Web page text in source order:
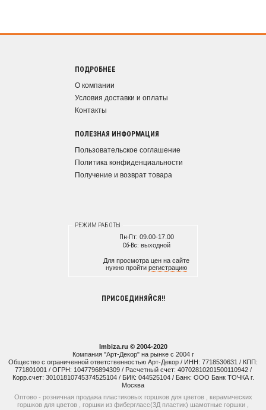
ПОДРОБНЕЕ
О компании
Условия доставки и оплаты
Контакты
ПОЛЕЗНАЯ ИНФОРМАЦИЯ
Пользовательское соглашение
Политика конфиденциальности
Получение и возврат товара
РЕЖИМ РАБОТЫ
Пн-Пт: 09.00-17.00
Сб-Вс: выходной
Для просмотра цен на сайте
нужно пройти регистрацию
ПРИСОЕДИНЯЙСЯ!!
Imbiza.ru © 2004-2020
Компания "Арт-Декор" на рынке с 2004 г
Общество с ограниченной ответственностью Арт-Декор / ИНН: 7718530631 / КПП:
771801001 / ОГРН: 1047796894309 / Расчетный счет: 40702810201500110942 /
Корр.счет: 30101810745374525104 / БИК: 044525104 / Банк: ООО Банк ТОЧКА г.
Москва
Оптово - розничная продажа пластиковых горшков для цветов , керамических
горшков для цветов , горшки из фибергласс(3Д пластик) шамотные горшки ,